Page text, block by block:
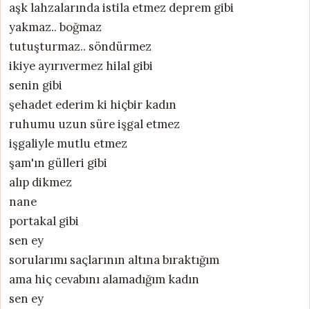
aşk lahzalarında istila etmez deprem gibi
yakmaz.. boğmaz
tutuşturmaz.. söndürmez
ikiye ayırıvermez hilal gibi
senin gibi
şehadet ederim ki hiçbir kadın
ruhumu uzun süre işgal etmez
işgaliyle mutlu etmez
şam'ın gülleri gibi
alıp dikmez
nane
portakal gibi
sen ey
sorularımı saçlarının altına bıraktığım
ama hiç cevabını alamadığım kadın
sen ey